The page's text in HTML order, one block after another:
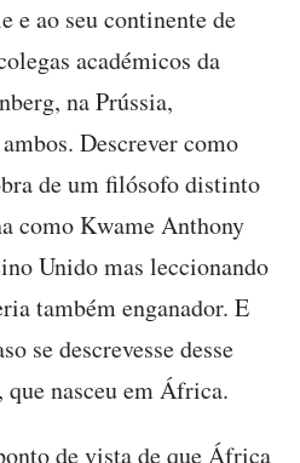
e ao seu continente de
académicos da
na Prússia,
Descrever como
de um filósofo distinto
como Kwame Anthony
Unido mas leccionando
também enganador. E
se descrevesse desse
que nasceu em África.
de vista de que África